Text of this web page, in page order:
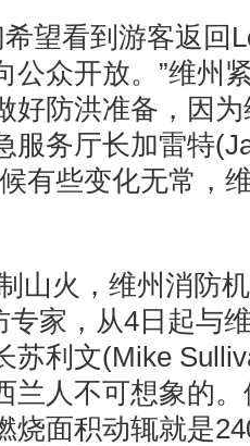
看到游客返回
公众开放。”维州
好防洪准备，因
服务厅长加雷特
有些变化无常，
火，维州消防机
专家，从4日起与
苏利文(Mike
兰人不可想象的
烧面积动辄就是